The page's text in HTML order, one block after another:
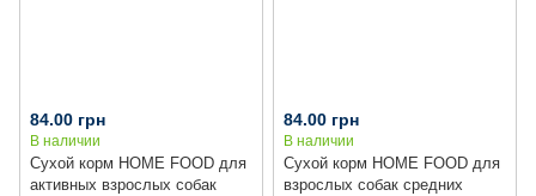
Сухой корм HOME FOOD для
активных взрослых собак
84.00 грн
В наличии
Сухой корм HOME FOOD для
взрослых собак средних
84.00 грн
В наличии